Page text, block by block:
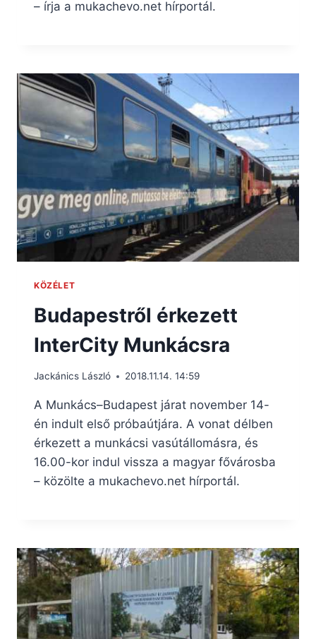
– írja a mukachevo.net hírportál.
KÖZÉLET
Budapestről érkezett
InterCity Munkácsra
Jackánics László 2018.11.14. 14:59
A Munkács–Budapest járat november 14-
én indult első próbaútjára. A vonat délben
érkezett a munkácsi vasútállomásra, és
16.00-kor indul vissza a magyar fővárosba
– közölte a mukachevo.net hírportál.